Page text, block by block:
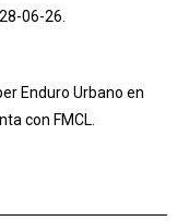
06-26.
Enduro Urbano en
con FMCL.